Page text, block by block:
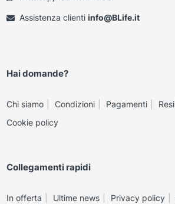
Assistenza clienti info@BLife.it
Hai domande?
Chi siamo Condizioni Pagamenti Resi
Cookie policy
Collegamenti rapidi
In offerta Ultime news Privacy policy